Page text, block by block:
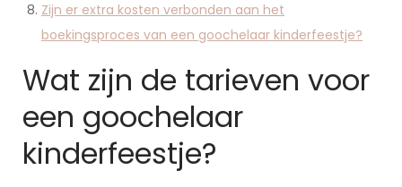
Zijn er extra kosten verbonden aan het
boekingsproces van een goochelaar kinderfeestje?
Wat zijn de tarieven voor
een goochelaar
kinderfeestje?